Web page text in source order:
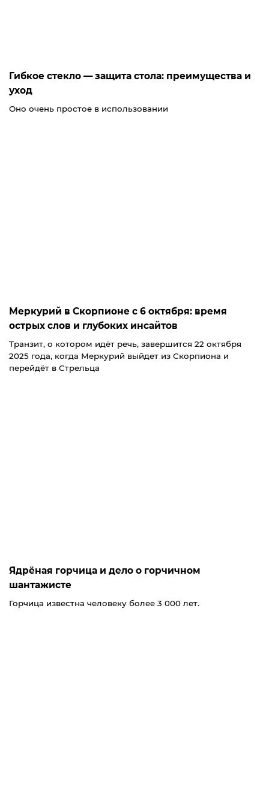
Гибкое стекло — защита стола: преимущества и
уход
Оно очень простое в использовании
Меркурий в Скорпионе с 6 октября: время
острых слов и глубоких инсайтов
Транзит, о котором идёт речь, завершится 22 октября
2025 года, когда Меркурий выйдет из Скорпиона и
перейдёт в Стрельца
Ядрёная горчица и дело о горчичном
шантажисте
Горчица известна человеку более 3 000 лет.